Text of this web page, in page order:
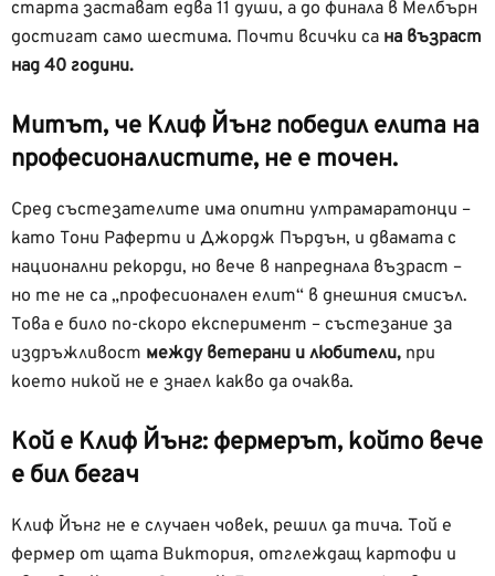
старта застават едва 11 души, а до финала в Мелбърн
достигат само шестима. Почти всички са на възраст
над 40 години.
Митът, че Клиф Йънг победил елита на
професионалистите, не е точен.
Сред състезателите има опитни ултрамаратонци –
като Тони Раферти и Джордж Пърдън, и двамата с
национални рекорди, но вече в напреднала възраст –
но те не са „професионален елит“ в днешния смисъл.
Това е било по-скоро експеримент – състезание за
издръжливост между ветерани и любители, при
което никой не е знаел какво да очаква.
Кой е Клиф Йънг: фермерът, който вече
е бил бегач
Клиф Йънг не е случаен човек, решил да тича. Той е
фермер от щата Виктория, отглеждащ картофи и